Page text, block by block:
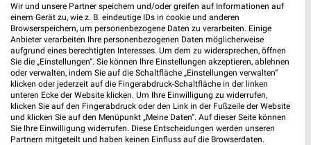
1,1 km
Schuleinleger 2026
Gültig bis Sa. 29.08.
3,2 km
Parfümerie Highlights
Gültig bis Sa. 15.08.
Wir und unsere Partner speichern und/oder greifen auf Informationen auf
einem Gerät zu, wie z. B. eindeutige IDs in cookie und anderen
Browserspeichern, um personenbezogene Daten zu verarbeiten. Einige
Anbieter verarbeiten Ihre personenbezogenen Daten möglicherweise
aufgrund eines berechtigten Interesses. Um dem zu widersprechen, öffnen
Sie die „Einstellungen“. Sie können Ihre Einstellungen akzeptieren, ablehnen
oder verwalten, indem Sie auf die Schaltfläche „Einstellungen verwalten“
klicken oder jederzeit auf die Fingerabdruck-Schaltfläche in der linken
unteren Ecke der Website klicken. Um Ihre Einwilligung zu widerrufen,
klicken Sie auf den Fingerabdruck oder den Link in der Fußzeile der Website
und klicken Sie auf den Menüpunkt „Meine Daten“. Auf dieser Seite können
Sie Ihre Einwilligung widerrufen. Diese Entscheidungen werden unseren
Partnern mitgeteilt und haben keinen Einfluss auf die Browserdaten.